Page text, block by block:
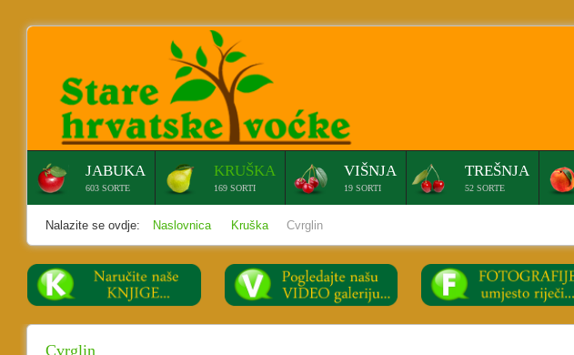
JABUKA
603 SORTE
KRUŠKA
169 SORTI
VIŠNJA
19 SORTI
TREŠNJA
52 SORTE
Nalazite se ovdje: Naslovnica Kruška Cvrglin
Cvrglin